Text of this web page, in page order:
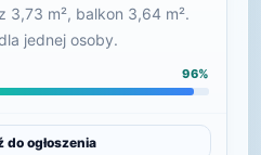
3,73 m², balkon 3,64 m².
jednej osoby.
96%
do ogłoszenia